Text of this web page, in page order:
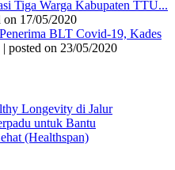
Tiga Warga Kabupaten TTU...
on 17/05/2020
BLT Covid-19, Kades
| posted on 23/05/2020